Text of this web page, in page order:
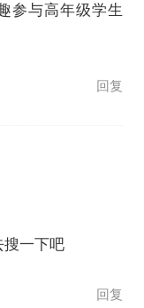
参与高年级学生
回复
一下吧
回复